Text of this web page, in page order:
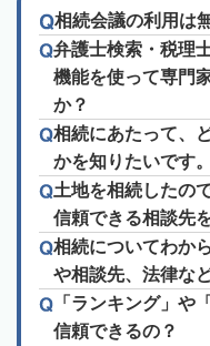
相続会議の利用は
弁護士検索・税理
機能を使って専門
か？
相続にあたって、
かを知りたいです。
土地を相続したの
信頼できる相談先
相続についてわか
や相談先、法律な
「ランキング」や
信頼できるの？